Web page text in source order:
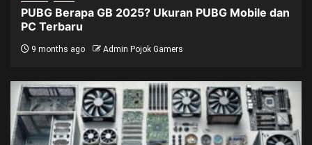
PUBG Berapa GB 2025? Ukuran PUBG Mobile dan
PC Terbaru
9 months ago Admin Pojok Gamers